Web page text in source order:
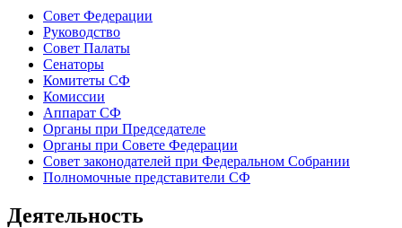
Совет Федерации
Руководство
Совет Палаты
Сенаторы
Комитеты СФ
Комиссии
Аппарат СФ
Органы при Председателе
Органы при Совете Федерации
Совет законодателей при Федеральном Собрании
Полномочные представители СФ
Деятельность